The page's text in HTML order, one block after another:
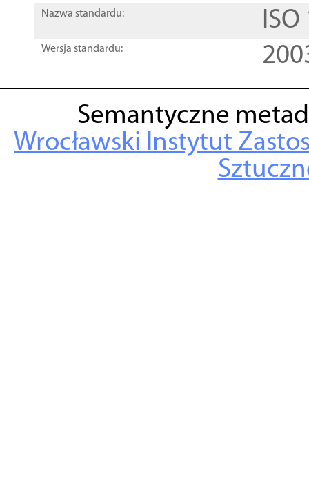
Nazwa standardu:
Wersja standardu:
Semantyczne
Wrocławski Instytut